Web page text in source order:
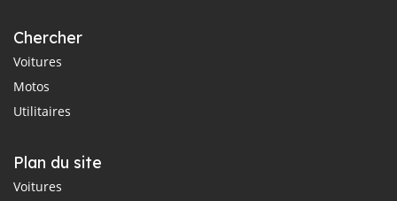
Chercher
Voitures
Motos
Utilitaires
Plan du site
Voitures